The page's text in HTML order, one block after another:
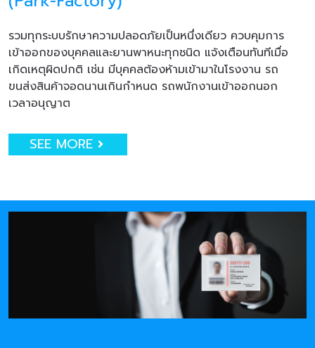
รวมทุกระบบรักษาความปลอดภัยเป็นหนึ่งเดียว ควบคุมการ
เข้าออกของบุคคลและยานพาหนะทุกชนิด แจ้งเตือนทันทีเมื่อ
เกิดเหตุผิดปกติ เช่น มีบุคคลต้องห้ามเข้ามาในโรงงาน รถ
ขนส่งสินค้าจอดนานเกินกำหนด รถพนักงานเข้าออกนอก
เวลาอนุญาต
SEE MORE